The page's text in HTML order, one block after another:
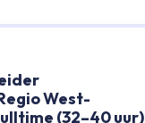
West-
(32–40 uur)